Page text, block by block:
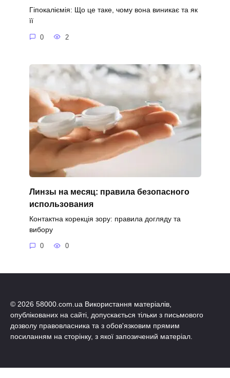
Гіпокаліємія: Що це таке, чому вона виникає та як
її
0 2
Линзы на месяц: правила безопасного
использования
Контактна корекція зору: правила догляду та
вибору
0 0
© 2026 58000.com.ua Використання матеріалів,
опублікованих на сайті, допускається тільки з письмового
дозволу правовласника та з обов'язковим прямим
посиланням на сторінку, з якої запозичений матеріал.